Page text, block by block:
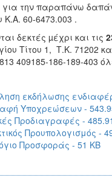
για την παραπάνω
60-6473.003 .
δεκτές µέχρι και τις
Τίτου 1, Τ.Κ. 71202
409185-186-189-403
εκδήλωσης
Υποχρεώσεων -
Προδιαγραφές -
Προυπολογισμός -
Προσφοράς - 51 KB